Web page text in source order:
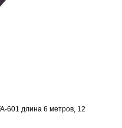
601 длина 6 метров, 12